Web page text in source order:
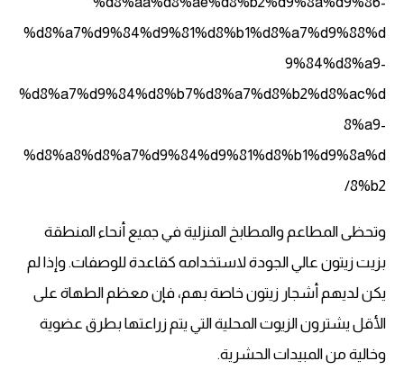
%d8%a7%d9%84%d9%81%d8%b1%d8%a7%d9%88%d
9%84%d8%a9-
%d8%a7%d9%84%d8%b7%d8%a7%d8%b2%d8%ac%d
8%a9-
%d8%a8%d8%a7%d9%84%d9%81%d8%b1%d9%8a%d
8%b2/
وتحظى المطاعم والمطابخ المنزلية في جميع أنحاء المنطقة
بزيت زيتون عالي الجودة لاستخدامه كقاعدة للوصفات. وإذا لم
يكن لديهم أشجار زيتون خاصة بهم، فإن معظم الطهاة على
الأقل يشترون الزيوت المحلية التي يتم زراعتها بطرق عضوية
وخالية من المبيدات الحشرية.